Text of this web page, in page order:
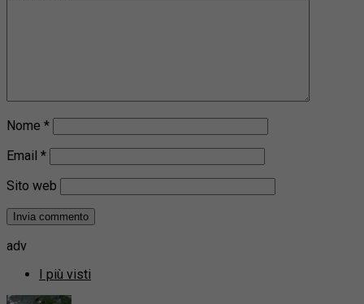
Nome *
Email *
Sito web
adv
I più visti